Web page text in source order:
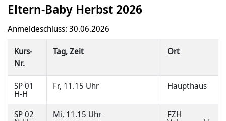
Eltern-Baby Herbst 2026
Anmeldeschluss: 30.06.2026
Kurs-
Nr.
Tag, Zeit Ort
SP 01
H-H
Fr, 11.15 Uhr Haupthaus
SP 02 Mi, 11.15 Uhr FZH